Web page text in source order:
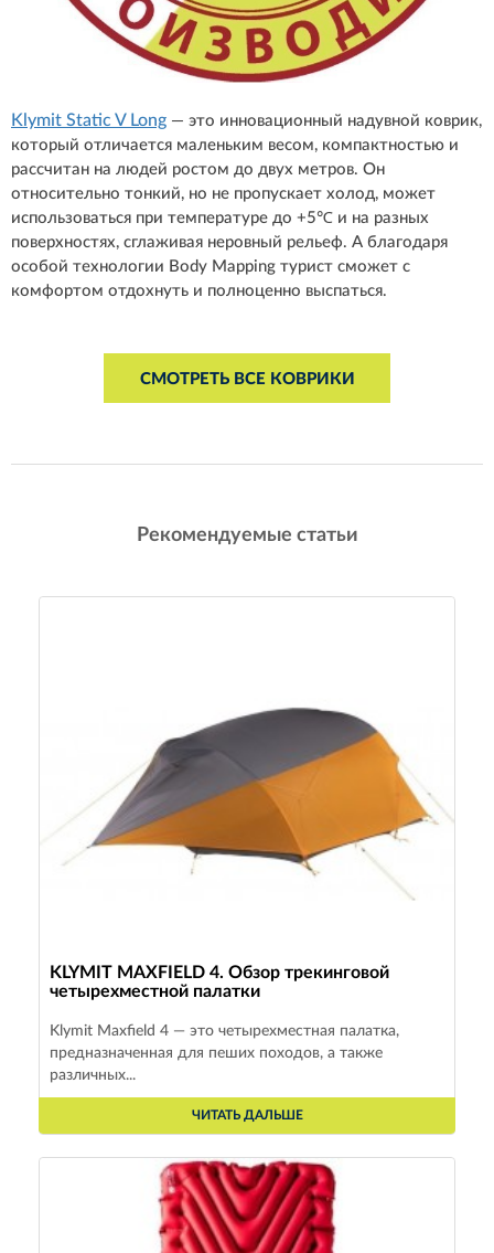
Klymit Static V Long — это инновационный надувной коврик,
который отличается маленьким весом, компактностью и
рассчитан на людей ростом до двух метров. Он
относительно тонкий, но не пропускает холод, может
использоваться при температуре до +5℃ и на разных
поверхностях, сглаживая неровный рельеф. А благодаря
особой технологии Body Mapping турист сможет с
комфортом отдохнуть и полноценно выспаться.
СМОТРЕТЬ ВСЕ КОВРИКИ
Рекомендуемые статьи
KLYMIT MAXFIELD 4. Обзор трекинговой
четырехместной палатки
Klymit Maxfield 4 — это четырехместная палатка,
предназначенная для пеших походов, а также
различных...
ЧИТАТЬ ДАЛЬШЕ